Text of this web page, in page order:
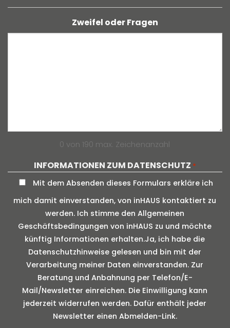
Zweifel oder Fragen
0 von 190 max. Zeichenanzahl
INFORMATIONEN ZUM DATENSCHUTZ *
Mit dem Absenden dieses Formulars erkläre ich
mich damit einverstanden, von inHAUS kontaktiert zu
werden. Ich stimme den Allgemeinen
Geschäftsbedingungen von inHAUS zu und möchte
künftig Informationen erhalten.Ja, ich habe die
Datenschutzhinweise gelesen und bin mit der
Verarbeitung meiner Daten einverstanden. Zur
Beratung und Anbahnung per Telefon/E-
Mail/Newsletter einreichen. Die Einwilligung kann
jederzeit widerrufen werden. Dafür enthält jeder
Newsletter einen Abmelden-Link.